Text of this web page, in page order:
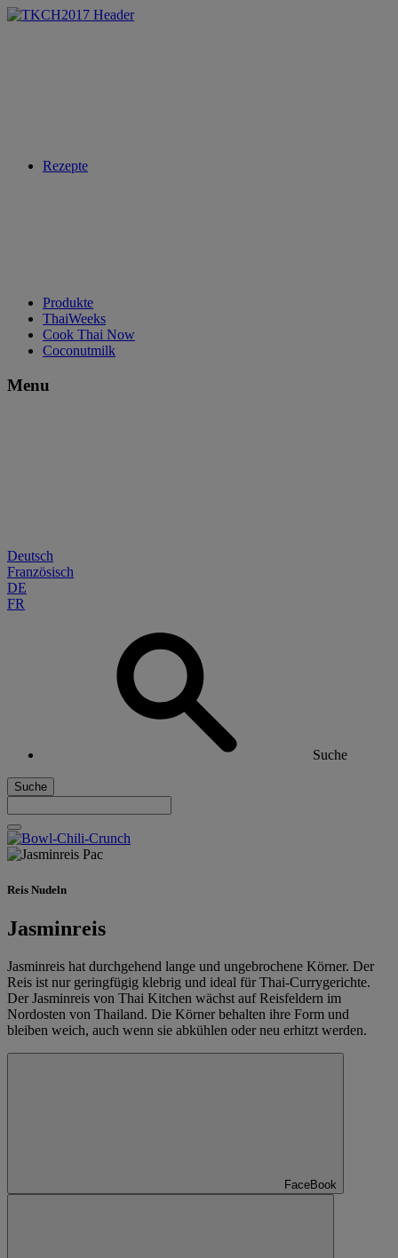
Rezepte
Produkte
ThaiWeeks
Cook Thai Now
Coconutmilk
Menu
Deutsch
Französisch
DE
FR
Suche
Suche
Reis Nudeln
Jasminreis
Jasminreis hat durchgehend lange und ungebrochene Körner. Der
Reis ist nur geringfügig klebrig und ideal für Thai-Currygerichte.
Der Jasminreis von Thai Kitchen wächst auf Reisfeldern im
Nordosten von Thailand. Die Körner behalten ihre Form und
bleiben weich, auch wenn sie abkühlen oder neu erhitzt werden.
FaceBook